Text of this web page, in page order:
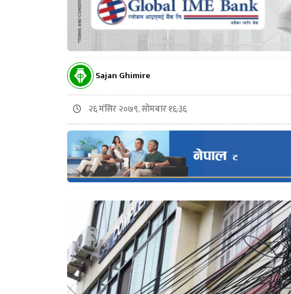
Sajan Ghimire
२६ मंसिर २०७९, सोमबार १६:३६